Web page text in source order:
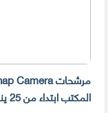
المكتب ابتداء من 25 يناير